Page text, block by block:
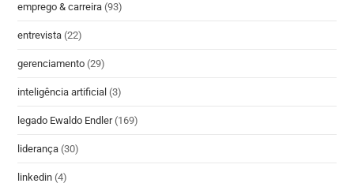
emprego & carreira (93)
entrevista (22)
gerenciamento (29)
inteligência artificial (3)
legado Ewaldo Endler (169)
liderança (30)
linkedin (4)